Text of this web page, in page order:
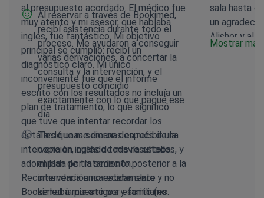
al presupuesto acordado. El médico fue
muy atento y mi asesor, que hablaba
inglés, fue fantástico. Mi objetivo
principal se cumplió: recibí un
diagnóstico claro. Mi único
inconveniente fue que el informe
escrito con los resultados no incluía un
plan de tratamiento, lo que significó
que tuve que intentar recordar los
detalles que me dieron después de la
intervención, cuando todavía estaba
adormilada por la sedación.
Recomendaría encarecidamente
Bookimed a mis amigos y familiares.
Al reservar a través de Bookimed,
recibí asistencia durante todo el
proceso. Me ayudaron a conseguir
varias derivaciones, a concertar la
consulta y la intervención, y el
presupuesto coincidió
exactamente con lo que pagué ese
día.
Tardé unas semanas en recibir una
copia en inglés de mis resultados, y
el plan de tratamiento posterior a la
intervención no estaba claro y no
se había puesto por escrito (no
sala hasta
un
Alisher y al
médico por
Mostrar más